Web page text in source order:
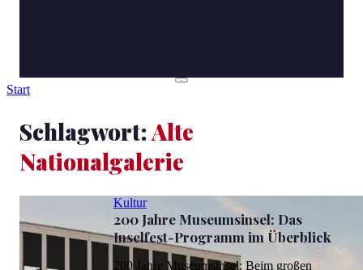
Start
Schlagwort:Alte
Nationalgalerie
Kultur
200 Jahre Museumsinsel: Das
Inselfest-Programm im Überblick
200 Jahre Museumsinsel: Beim großen